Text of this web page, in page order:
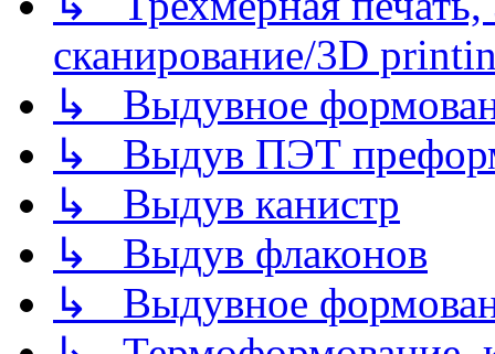
сканирование/3D
↳ Выдувное
↳ Выдув ПЭТ
↳ Выдув канистр
↳ Выдув флаконов
↳ Выдувное